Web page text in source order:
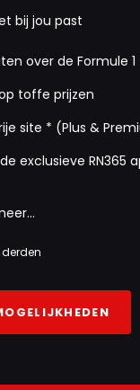
bij jou past
over de Formule 1
toffe prijzen
site * (Plus &
exclusieve RN365